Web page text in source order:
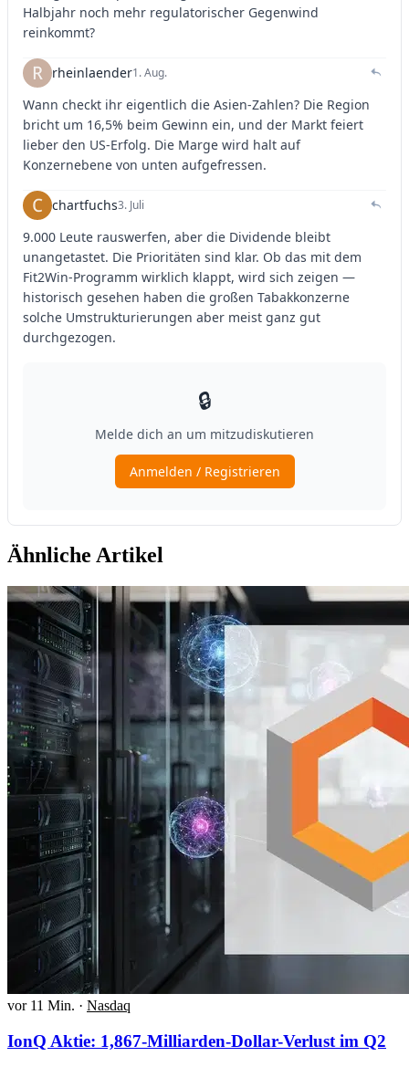
Ähnliche Artikel
vor 11 Min. · Nasdaq
IonQ Aktie: 1,867-Milliarden-Dollar-Verlust im Q2